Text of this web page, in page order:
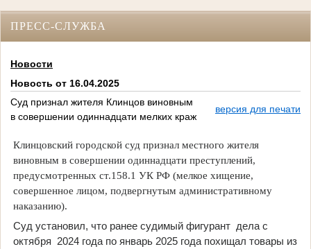
ПРЕСС-СЛУЖБА
Новости
Новость от 16.04.2025
Суд признал жителя Клинцов виновным
в совершении одиннадцати мелких краж
версия для печати
Клинцовский городской суд признал местного жителя
виновным в совершении одиннадцати преступлений,
предусмотренных ст.158.1 УК РФ (мелкое хищение,
совершенное лицом, подвергнутым административному
наказанию).
Суд установил, что ранее судимый фигурант дела с
октября 2024 года по январь 2025 года похищал товары из